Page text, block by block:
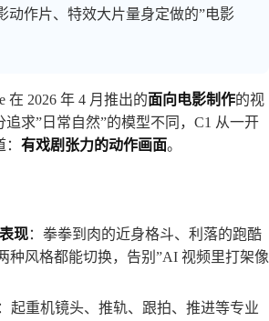
动作片、特效大片量身定做的”电影
在 2026 年 4 月推出的面向电影制作的视
求”日常自然”的模型不同，C1 从一开
有戏剧张力的动作画面。
现：拳拳到肉的近身格斗、利落的跑酷
种风格都能切换，告别”AI 视频里打架像
：起重机镜头、推轨、跟拍、推进等专业